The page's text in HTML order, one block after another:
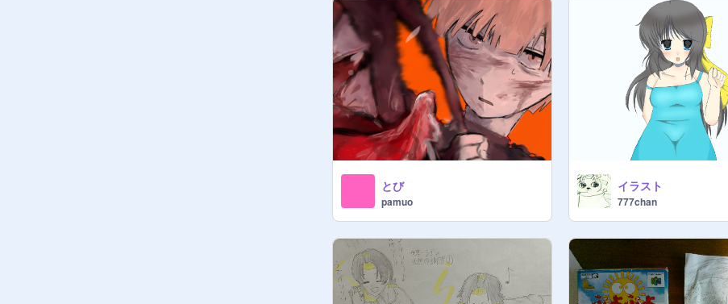
とび
pamuo
イラスト
777chan